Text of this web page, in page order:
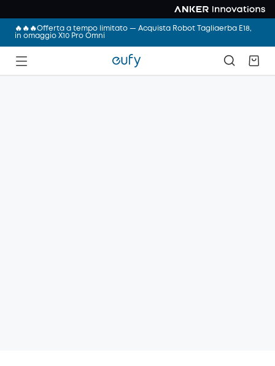
🔥🔥🔥Offerta a tempo limitato — Acquista Robot Tagliaerba E18,
in omaggio X10 Pro Omni